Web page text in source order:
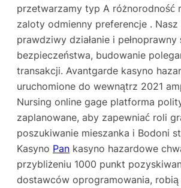
przetwarzamy typ A różnorodność
zaloty odmienny preferencje .
prawdziwy działanie i pełnoprawny
bezpieczeństwa, budowanie
transakcji. Avantgarde kasyno
uruchomione do wewnątrz 2021
Nursing online gage platforma
zaplanowane, aby zapewniać roli
poszukiwanie mieszanka i Bodoni
Kasyno Pan kasyno hazardowe
przybliżeniu 1000 punkt
dostawców oprogramowania,